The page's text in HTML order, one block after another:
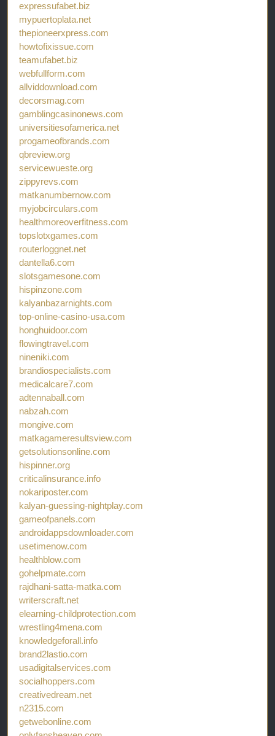
expressufabet.biz
mypuertoplata.net
thepioneerxpress.com
howtofixissue.com
teamufabet.biz
webfullform.com
allviddownload.com
decorsmag.com
gamblingcasinonews.com
universitiesofamerica.net
progameofbrands.com
qbreview.org
servicewueste.org
zippyrevs.com
matkanumbernow.com
myjobcirculars.com
healthmoreoverfitness.com
topslotxgames.com
routerloggnet.net
dantella6.com
slotsgamesone.com
hispinzone.com
kalyanbazarnights.com
top-online-casino-usa.com
honghuidoor.com
flowingtravel.com
nineniki.com
brandiospecialists.com
medicalcare7.com
adtennaball.com
nabzah.com
mongive.com
matkagameresultsview.com
getsolutionsonline.com
hispinner.org
criticalinsurance.info
nokariposter.com
kalyan-guessing-nightplay.com
gameofpanels.com
androidappsdownloader.com
usetimenow.com
healthblow.com
gohelpmate.com
rajdhani-satta-matka.com
writerscraft.net
elearning-childprotection.com
wrestling4mena.com
knowledgeforall.info
brand2lastio.com
usadigitalservices.com
socialhoppers.com
creativedream.net
n2315.com
getwebonline.com